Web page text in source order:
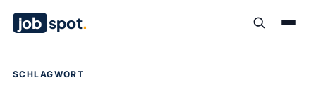
job spot.
SCHLAGWORT